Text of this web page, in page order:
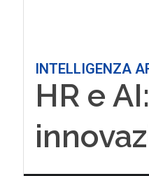
INTELLIGENZA
HR e